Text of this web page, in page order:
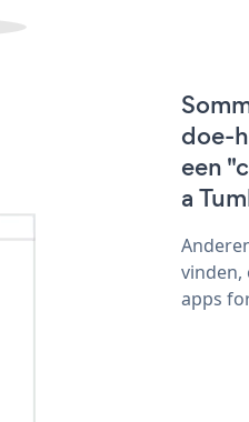
doe-
een
a
vinden,
apps